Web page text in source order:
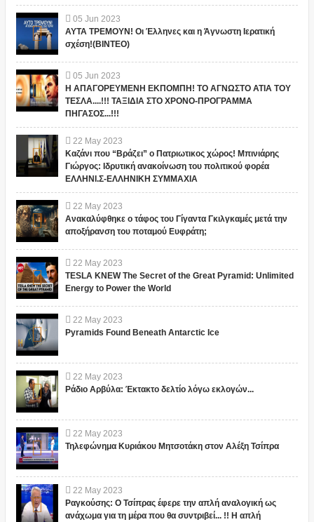
05 Jun 2023
ΑΥΤΑ ΤΡΕΜΟΥΝ! Οι Έλληνες και η Άγνωστη Ιερατική
σχέση!(ΒΙΝΤΕΟ)
05 Jun 2023
Η ΑΠΑΓΟΡΕΥΜΕΝΗ ΕΚΠΟΜΠΗ! ΤΟ ΑΓΝΩΣΤΟ ΑΤΙΑ ΤΟΥ
ΤΕΣΛΑ....!!! ΤΑΞΙΔΙΑ ΣΤΟ ΧΡΟΝΟ-ΠΡΟΓΡΑΜΜΑ
ΠΗΓΑΣΟΣ...!!!
22 May 2023
Καζάνι που “Βράζει” ο Πατριωτικος χώρος! Μπινιάρης
Γιώργος: Ιδρυτική ανακοίνωση του πολιτικού φορέα
ΕΛΛΗΝΙ.Σ-ΕΛΛΗΝΙΚΗ ΣΥΜΜΑΧΙΑ
22 May 2023
Ανακαλύφθηκε ο τάφος του Γίγαντα Γκιλγκαμές μετά την
αποξήρανση του ποταμού Ευφράτη;
22 May 2023
TESLA KNEW The Secret of the Great Pyramid: Unlimited
Energy to Power the World
22 May 2023
Pyramids Found Beneath Antarctic Ice
22 May 2023
Ράδιο Αρβύλα: Έκτακτο δελτίο λόγω εκλογών...
22 May 2023
Τηλεφώνημα Κυριάκου Μητσοτάκη στον Αλέξη Τσίπρα
22 May 2023
Ραγκούσης: Ο Τσίπρας έφερε την απλή αναλογική ως
ανάχωμα για τη μέρα που θα συντριβεί... !! Η απλή